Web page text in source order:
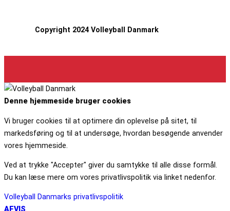
Copyright 2024 Volleyball Danmark
Denne hjemmeside bruger cookies
Vi bruger cookies til at optimere din oplevelse på sitet, til
markedsføring og til at undersøge, hvordan besøgende anvender
vores hjemmeside.
Ved at trykke "Accepter" giver du samtykke til alle disse formål.
Du kan læse mere om vores privatlivspolitik via linket nedenfor.
Volleyball Danmarks privatlivspolitik
AFVIS